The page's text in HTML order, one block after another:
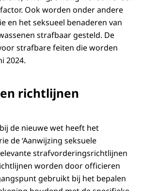
Ook worden onder andere
en het seksueel benaderen van
strafbaar gesteld. De
strafbare feiten die worden
2024.
richtlijnen
de nieuwe wet heeft het
de ‘Aanwijzing seksuele
strafvorderingsrichtlijnen
worden door officieren
gebruikt bij het bepalen